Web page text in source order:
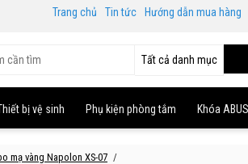
Trang chủ Tin tức Hướng dẫn mua hàng
Tất cả danh mục
bị vệ sinh Phụ kiện phòng tắm Khóa ABUS
mạ vàng Napolon XS-07